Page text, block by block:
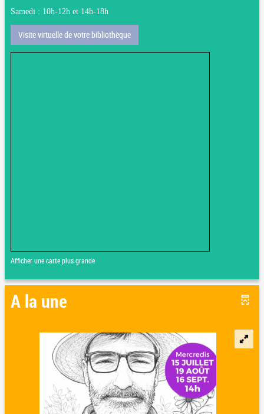
Samedi : 10h-12h et 14h-18h
Visite virtuelle de votre bibliothèque
Afficher une carte plus grande
A la une